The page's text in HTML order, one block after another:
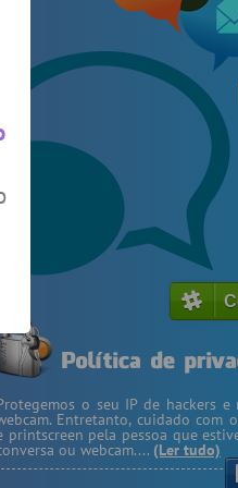
o seu IP de hackers
Entretanto, cuidado com
printscreen pela pessoa que
ou webcam.... (Ler tudo)